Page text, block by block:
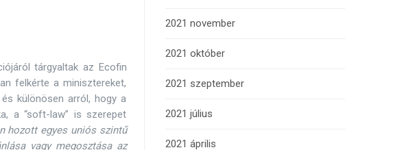
tárgyaltak az Ecofin
felkérte a minisztereket,
különösen arról, hogy a
a “soft-law” is szerepet
hozott egyes uniós szintű
vagy megosztása az
2021 november
2021 október
2021 szeptember
2021 július
2021 április